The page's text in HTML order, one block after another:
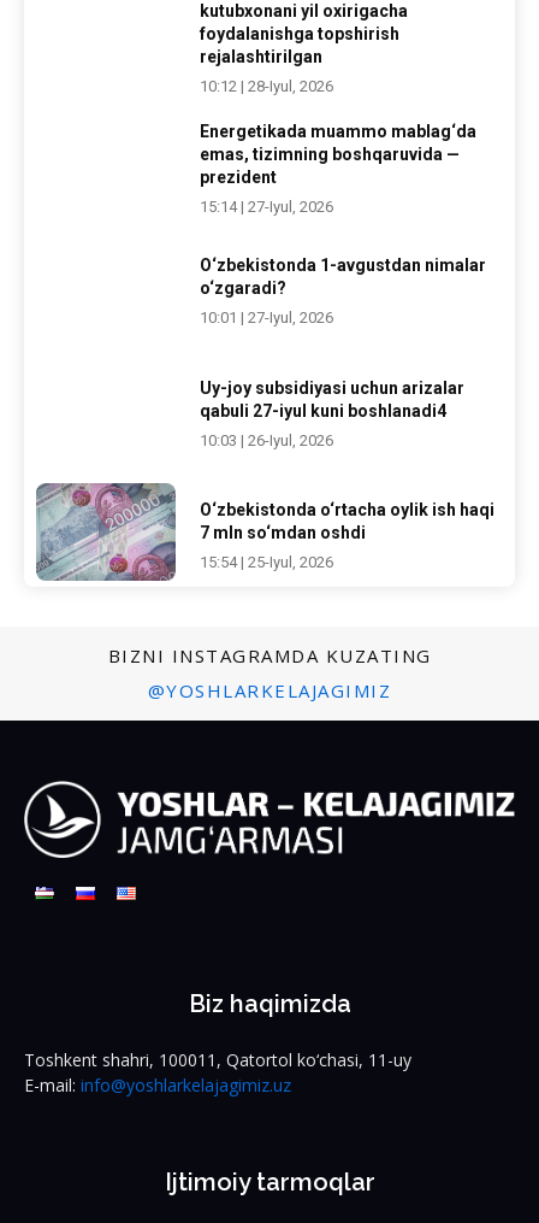
kutubxonani yil oxirigacha
foydalanishga topshirish
rejalashtirilgan
10:12 | 28-Iyul, 2026
Energetikada muammo mablag‘da
emas, tizimning boshqaruvida —
prezident
15:14 | 27-Iyul, 2026
O‘zbekistonda 1-avgustdan nimalar
o‘zgaradi?
10:01 | 27-Iyul, 2026
Uy-joy subsidiyasi uchun arizalar
qabuli 27-iyul kuni boshlanadi4
10:03 | 26-Iyul, 2026
O‘zbekistonda o‘rtacha oylik ish haqi
7 mln so‘mdan oshdi
15:54 | 25-Iyul, 2026
BIZNI INSTAGRAMDA KUZATING
@YOSHLARKELAJAGIMIZ
Biz haqimizda
Toshkent shahri, 100011, Qatortol ko‘chasi, 11-uy
E-mail: info@yoshlarkelajagimiz.uz
Ijtimoiy tarmoqlar